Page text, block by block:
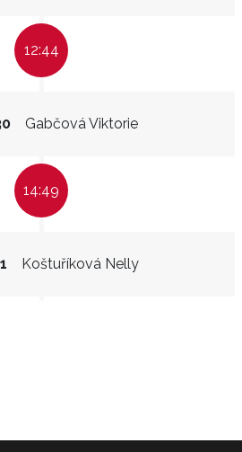
12:44
Gabčová Viktorie
14:49
Koštuříková Nelly